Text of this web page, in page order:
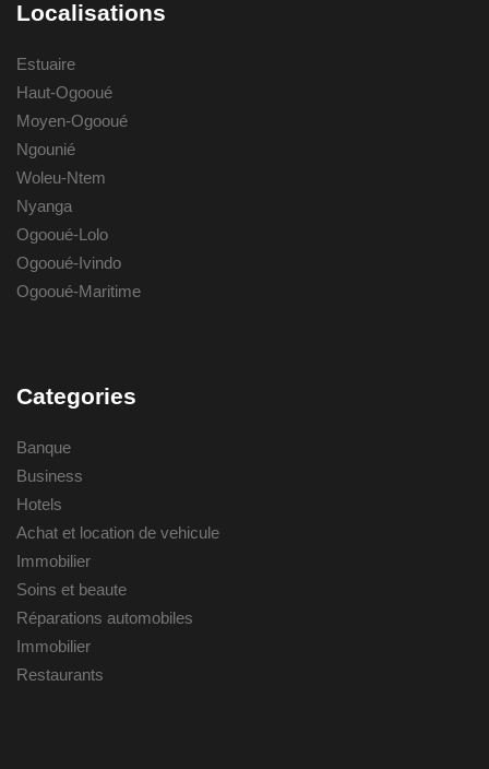
Localisations
Estuaire
Haut-Ogooué
Moyen-Ogooué
Ngounié
Woleu-Ntem
Nyanga
Ogooué-Lolo
Ogooué-Ivindo
Ogooué-Maritime
Categories
Banque
Business
Hotels
Achat et location de vehicule
Immobilier
Soins et beaute
Réparations automobiles
Immobilier
Restaurants